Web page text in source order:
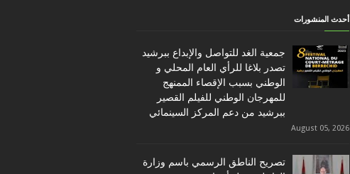
أحدث المنشورات
جمعية الغد للتواصل والإبداع ببرشيد
تصدر بلاغا للرأي العام المحلي و
الوطني بسبب الإقصاء الممنهج
للمهرجان الوطني للفيلم القصير
ببرشيد من دعم المركز السينمائي
August 05, 2026
تصريح الناطق الرسمي باسم وزارة